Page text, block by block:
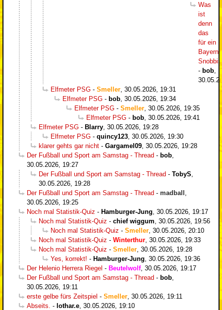
Was
ist
denn
das
für ein
Bayern-
- bob
Elfmeter PSG - Smeller 30.05.2026, 19:31
Elfmeter PSG - bob 30.05.2026, 19:34
Elfmeter PSG - Smeller 30.05.2026, 19:35
Elfmeter PSG - bob 30.05.2026, 19:41
Elfmeter PSG - Blarry 30.05.2026, 19:28
Elfmeter PSG - quincy123 30.05.2026, 19:30
klarer gehts gar nicht - Gargamel09 30.05.2026, 19:28
Der Fußball und Sport am Samstag - Thread - bob
30.05.2026, 19:27
Der Fußball und Sport am Samstag - Thread - TobyS
30.05.2026, 19:28
Der Fußball und Sport am Samstag - Thread - madball
30.05.2026, 19:25
Noch mal Statistik-Quiz - Hamburger-Jung 30.05.2026, 19:17
Noch mal Statistik-Quiz - chief wiggum 30.05.2026, 19:56
Noch mal Statistik-Quiz - Smeller 30.05.2026, 20:10
Noch mal Statistik-Quiz - Winterthur 30.05.2026, 19:33
Noch mal Statistik-Quiz - Smeller 30.05.2026, 19:28
Yes, korrekt! - Hamburger-Jung 30.05.2026, 19:36
Der Helenio Herrera Riegel - Beutelwolf, 30.05.2026, 19:17
Der Fußball und Sport am Samstag - Thread - bob
30.05.2026, 19:11
erste gelbe fürs Zeitspiel - Smeller 30.05.2026, 19:11
Abseits. - lothar.e 30.05.2026, 19:10